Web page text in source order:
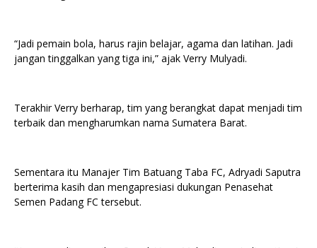
“Jadi pemain bola, harus rajin belajar, agama dan latihan. Jadi
jangan tinggalkan yang tiga ini,” ajak Verry Mulyadi.
Terakhir Verry berharap, tim yang berangkat dapat menjadi tim
terbaik dan mengharumkan nama Sumatera Barat.
Sementara itu Manajer Tim Batuang Taba FC, Adryadi Saputra
berterima kasih dan mengapresiasi dukungan Penasehat
Semen Padang FC tersebut.